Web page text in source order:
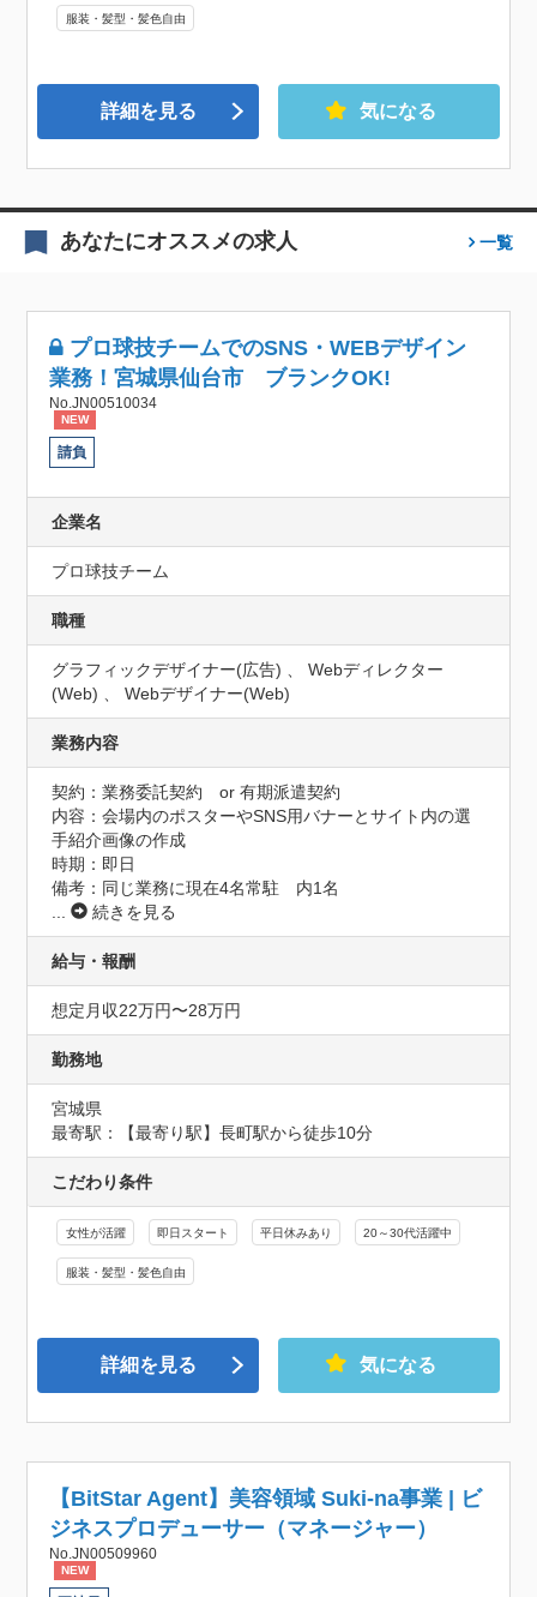
服装・髪型・髪色自由
詳細を見る 気になる
あなたにオススメの求人 一覧
プロ球技チームでのSNS・WEBデザイン
業務！宮城県仙台市 ブランクOK!
No.JN00510034
NEW
請負
企業名
プロ球技チーム
職種
グラフィックデザイナー(広告) 、 Webディレクター
(Web) 、 Webデザイナー(Web)
業務内容
契約：業務委託契約　or 有期派遣契約
内容：会場内のポスターやSNS用バナーとサイト内の選
手紹介画像の作成
時期：即日
備考：同じ業務に現在4名常駐　内1名
...
続きを見る
給与・報酬
想定月収22万円〜28万円
勤務地
宮城県
最寄駅：【最寄り駅】長町駅から徒歩10分
こだわり条件
女性が活躍 即日スタート 平日休みあり 20～30代活躍中
服装・髪型・髪色自由
詳細を見る 気になる
【BitStar Agent】美容領域 Suki-na事業 | ビ
ジネスプロデューサー（マネージャー）
No.JN00509960
NEW